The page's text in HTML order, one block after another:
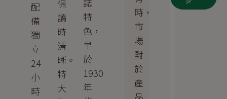
配
備
獨
立
24
小
時
保
讀
時
清
晰。
特
大
特
色，
早
於
1930
年
時，
市
場
對
於
產